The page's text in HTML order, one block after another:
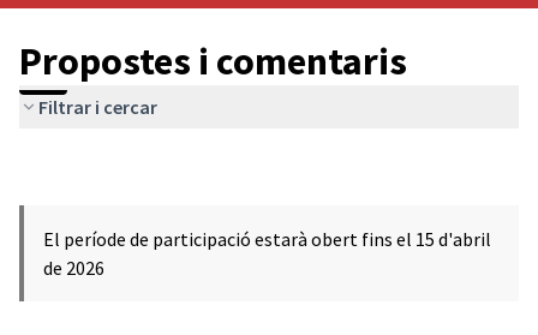
Propostes i comentaris
Filtrar i cercar
El període de participació estarà obert fins el 15 d'abril
de 2026